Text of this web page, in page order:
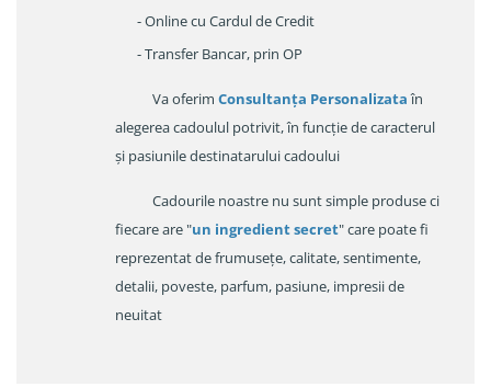
- Online cu Cardul de Credit
- Transfer Bancar, prin OP
Va oferim Consultanța Personalizataîn
alegerea cadoulul potrivit, în funcție de caracterul
și pasiunile destinatarului cadoului
Cadourile noastre nu sunt simple produse ci
fiecare are "un ingredient secret" care poate fi
reprezentat de frumusețe, calitate, sentimente,
detalii, poveste, parfum, pasiune, impresii de
neuitat